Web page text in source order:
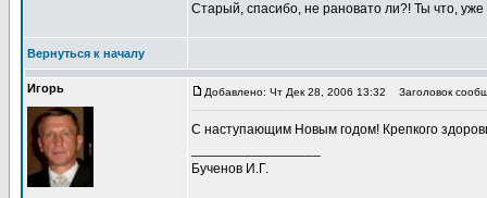
Старый, спасибо, не рановато ли?! Ты что, уже
Вернуться к началу
Игорь Добавлено: Чт Дек 28, 2006 13:32 Заголовок
С наступающим Новым годом! Крепкого
Бученов И.Г.